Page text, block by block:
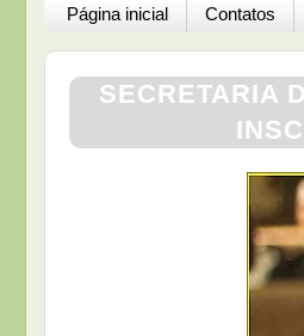
Página inicial Contatos
SECRETARIA